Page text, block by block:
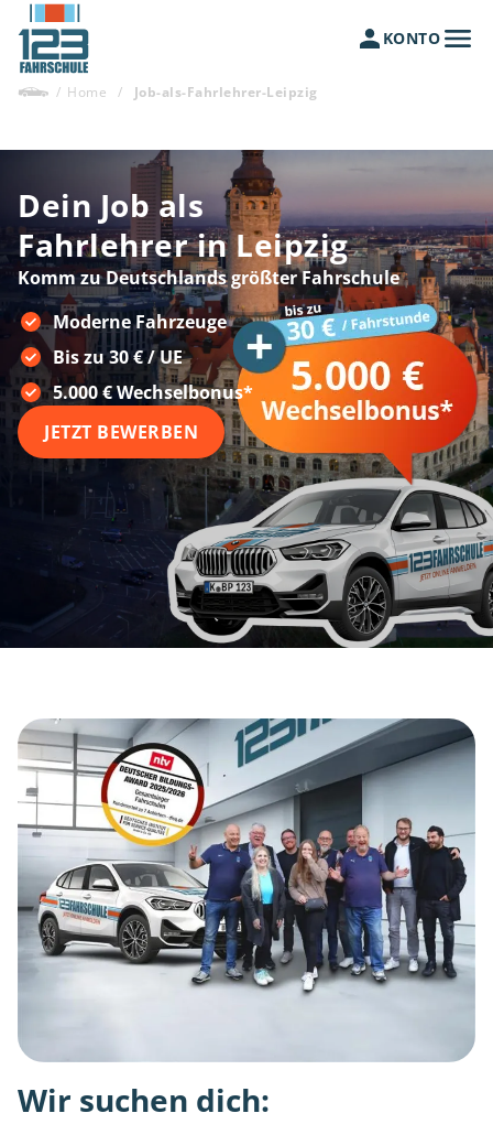
KONTO
/ Home / Job-als-Fahrlehrer-Leipzig
Dein Job als
Fahrlehrer in Leipzig
Komm zu Deutschlands größter Fahrschule
Moderne Fahrzeuge
Bis zu 30 € / UE
5.000 € Wechselbonus*
JETZT BEWERBEN
Wir suchen dich: